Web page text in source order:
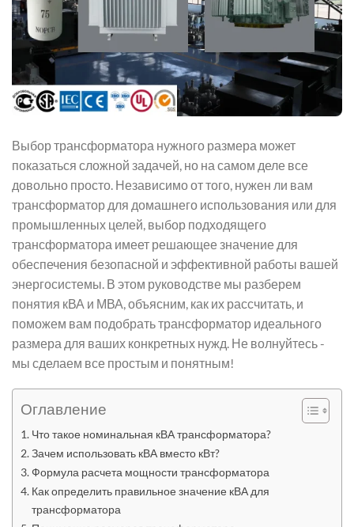
Выбор трансформатора нужного размера может
показаться сложной задачей, но на самом деле все
довольно просто. Независимо от того, нужен ли вам
трансформатор для домашнего использования или для
промышленных целей, выбор подходящего
трансформатора имеет решающее значение для
обеспечения безопасной и эффективной работы вашей
энергосистемы. В этом руководстве мы разберем
понятия кВА и МВА, объясним, как их рассчитать, и
поможем вам подобрать трансформатор идеального
размера для ваших конкретных нужд. Не волнуйтесь -
мы сделаем все простым и понятным!
Оглавление
Что такое номинальная кВА трансформатора?
Зачем использовать кВА вместо кВт?
Формула расчета мощности трансформатора
Как определить правильное значение кВА для
трансформатора